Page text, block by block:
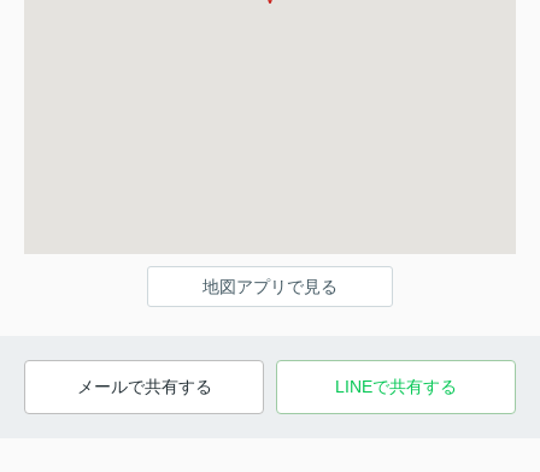
地図アプリで見る
メールで共有する LINEで共有する